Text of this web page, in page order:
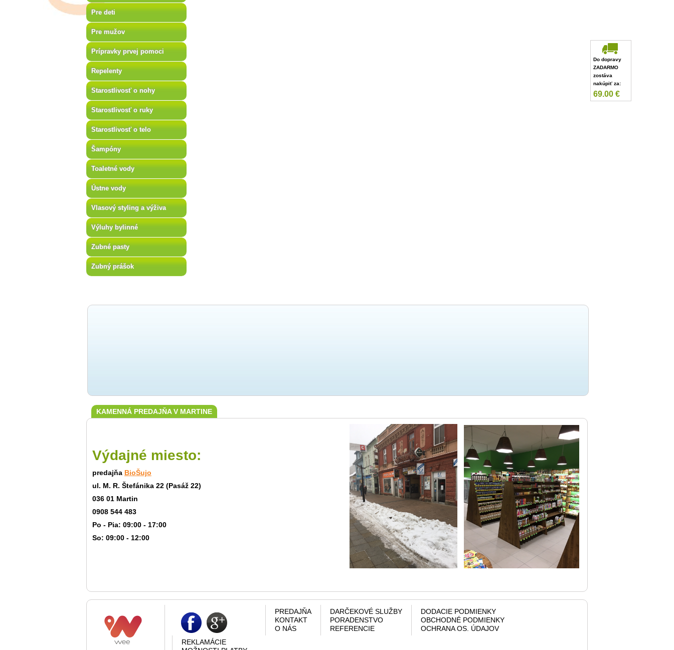
Pre deti
Pre mužov
Prípravky prvej pomoci
Repelenty
Starostlivosť o nohy
Starostlivosť o ruky
Starostlivosť o telo
Šampóny
Toaletné vody
Ústne vody
Vlasový styling a výživa
Výluhy bylinné
Zubné pasty
Zubný prášok
KAMENNÁ PREDAJŇA V MARTINE
Výdajné miesto:
predajňa BioŠujo
ul. M. R. Štefánika 22 (Pasáž 22)
036 01 Martin
0908 544 483
Po - Pia: 09:00 - 17:00
So: 09:00 - 12:00
PREDAJŇA
KONTAKT
O NÁS
DARČEKOVÉ SLUŽBY
PORADENSTVO
REFERENCIE
DODACIE PODMIENKY
OBCHODNÉ PODMIENKY
OCHRANA OS. ÚDAJOV
REKLAMÁCIE
Do dopravy
ZADARMO
zostáva
nakúpiť za:
69.00 €